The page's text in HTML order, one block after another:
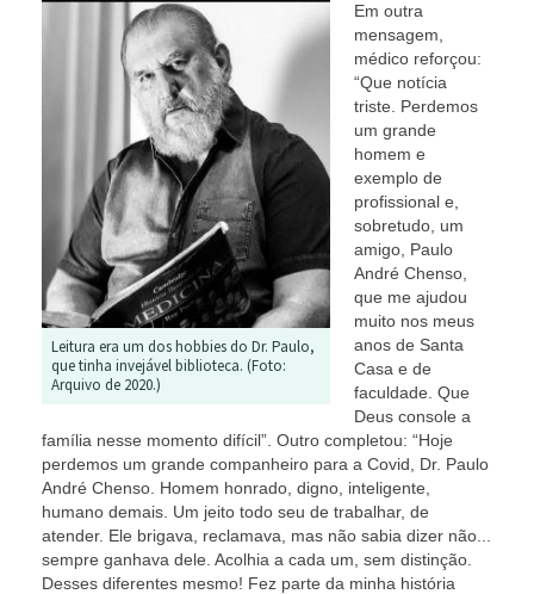
Leitura era um dos hobbies do Dr. Paulo,
que tinha invejável biblioteca. (Foto:
Arquivo de 2020.)
Em outra
mensagem,
médico reforçou:
“Que notícia
triste. Perdemos
um grande
homem e
exemplo de
profissional e,
sobretudo, um
amigo, Paulo
André Chenso,
que me ajudou
muito nos meus
anos de Santa
Casa e de
faculdade. Que
Deus console a
família nesse momento difícil”. Outro completou: “Hoje
perdemos um grande companheiro para a Covid, Dr. Paulo
André Chenso. Homem honrado, digno, inteligente,
humano demais. Um jeito todo seu de trabalhar, de
atender. Ele brigava, reclamava, mas não sabia dizer não...
sempre ganhava dele. Acolhia a cada um, sem distinção.
Desses diferentes mesmo! Fez parte da minha história